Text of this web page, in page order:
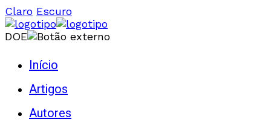
Claro Escuro
DOE
Início
Artigos
Autores